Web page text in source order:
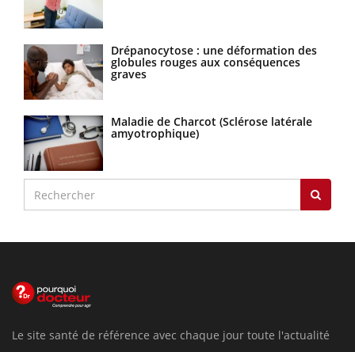
Drépanocytose : une déformation des
globules rouges aux conséquences
graves
Maladie de Charcot (Sclérose latérale
amyotrophique)
Le site santé de référence avec chaque jour toute l'actualité